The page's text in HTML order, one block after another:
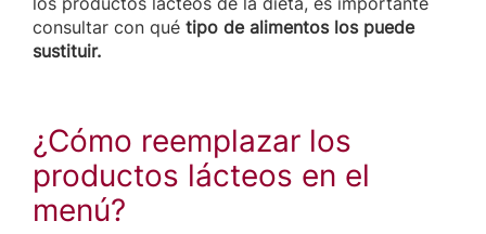
consultar con qué tipo de alimentos los puede
sustituir.
¿Cómo reemplazar los
productos lácteos en el
menú?